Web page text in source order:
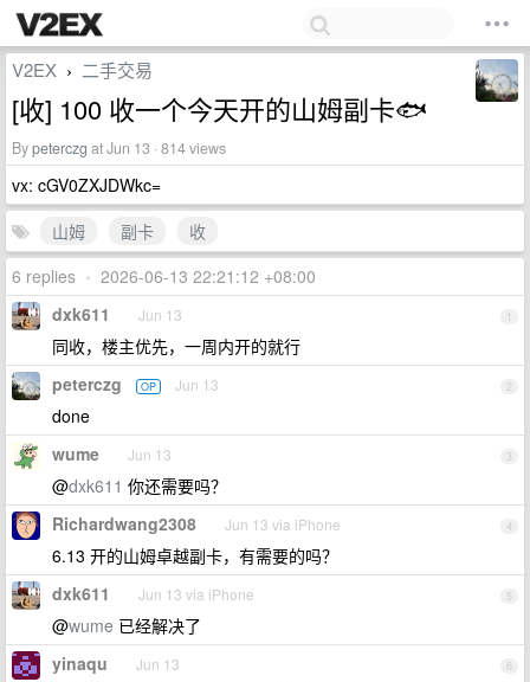
V2EX › 二手交易
[收] 100 收一个今天开的山姆副卡🐟
Bypeterczg at Jun 13 · 814 views
vx: cGV0ZXJDWkc=
山姆
副卡
收
6 replies • 2026-06-13 22:21:12 +08:00
1
dxk611 Jun 13
同收，楼主优先，一周内开的就行
2
peterczg OP Jun 13
done
3
wume Jun 13
@dxk611 你还需要吗？
4
Richardwang2308 Jun 13 via iPhone
6.13 开的山姆卓越副卡，有需要的吗？
5
dxk611 Jun 13 via iPhone
@wume 已经解决了
6
yinaqu Jun 13